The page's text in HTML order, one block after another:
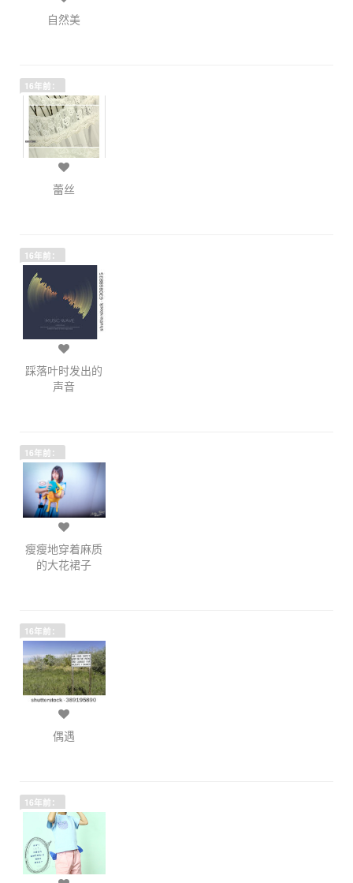
自然美
16年前：
蕾丝
16年前：
踩落叶时发出的
声音
16年前：
瘦瘦地穿着麻质
的大花裙子
16年前：
偶遇
16年前：